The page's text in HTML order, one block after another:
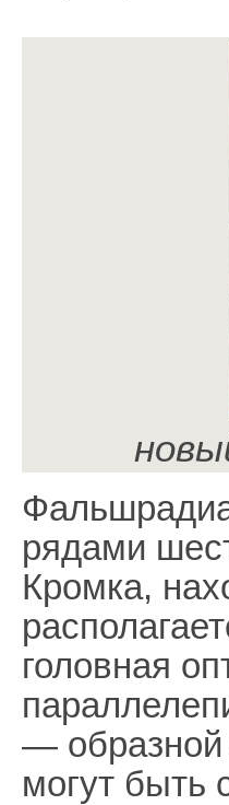
рядами
Кромка,
головная
—
могут быть